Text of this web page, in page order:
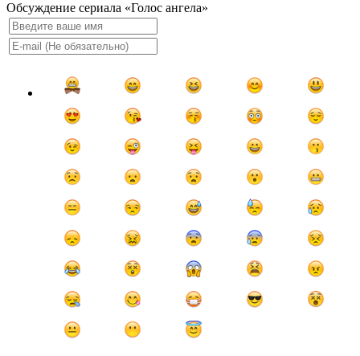
Обсуждение сериала «Голос ангела»